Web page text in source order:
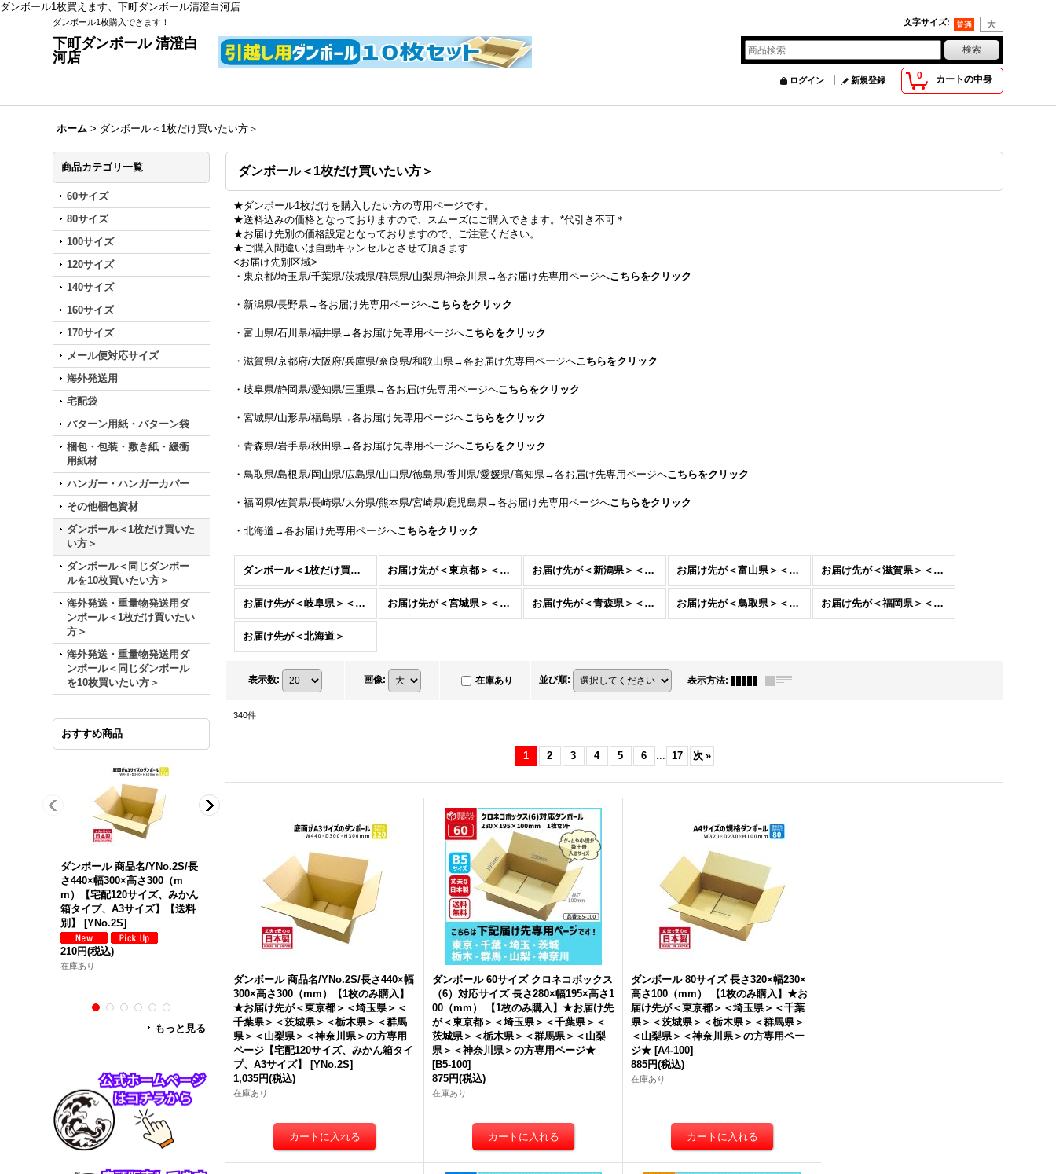
ダンボール1枚買えます、下町ダンボール清澄白河店
ダンボール1枚購入できます！ 文字サイズ:
下町ダンボール 清澄白
河店
0 カートの中身
ログイン 新規登録
ホーム > ダンボール＜1枚だけ買いたい方＞
商品カテゴリ一覧
60サイズ
80サイズ
100サイズ
120サイズ
140サイズ
160サイズ
170サイズ
メール便対応サイズ
海外発送用
宅配袋
パターン用紙・パターン袋
梱包・包装・敷き紙・緩衝
用紙材
ハンガー・ハンガーカバー
その他梱包資材
ダンボール＜1枚だけ買いた
い方＞
ダンボール＜同じダンボー
ルを10枚買いたい方＞
海外発送・重量物発送用ダ
ンボール＜1枚だけ買いたい
方＞
海外発送・重量物発送用ダ
ンボール＜同じダンボール
を10枚買いたい方＞
おすすめ商品
ダンボール 商品名/YNo.2S/長
さ440×幅300×高さ300（m
m）【宅配120サイズ、みかん
箱タイプ、A3サイズ】【送料
別】
[YNo.2S]
210円(税込)
在庫あり
ダンボール 商品名/Y No.2W/
長さ440mm×幅300×高さ300
（mm）【宅配120サイズ、海
外発送用・重量物発送用、ダ
ブルカートン（K5/W）、厚さ
8mm】【送料別】
Y No.2W]
在庫あり
m）【宅配100サイズ、海外発
送用・重量物発送用、ダブル
カートン（K5/W）、厚さ8m
m】【送料別】 [Y No.3W ]
310円
在庫あり
m）【宅配100サイズ、海外発
送用・重量物発送用、ダブル
カートン（K5/W）、厚さ8m
m】【送料別】
260円(税込)
在庫あり
カートン（K5/W）、厚さ8m
Y No.5W
230円
在庫あり
もっと見る
ダンボール＜1枚だけ買いたい方＞
★ダンボール1枚だけを購入したい方の専用ページです。
★送料込みの価格となっておりますので、スムーズにご購入できます。*代引き不可＊
★お届け先別の価格設定となっておりますので、ご注意ください。
★ご購入間違いは自動キャンセルとさせて頂きます
<お届け先別区域>
・東京都/埼玉県/千葉県/茨城県/群馬県/山梨県/神奈川県→各お届け先専用ページへこちらをクリック
・新潟県/長野県→各お届け先専用ページへこちらをクリック
・富山県/石川県/福井県→各お届け先専用ページへこちらをクリック
・滋賀県/京都府/大阪府/兵庫県/奈良県/和歌山県→各お届け先専用ページへこちらをクリック
・岐阜県/静岡県/愛知県/三重県→各お届け先専用ページへこちらをクリック
・宮城県/山形県/福島県→各お届け先専用ページへこちらをクリック
・青森県/岩手県/秋田県→各お届け先専用ページへこちらをクリック
・鳥取県/島根県/岡山県/広島県/山口県/徳島県/香川県/愛媛県/高知県→各お届け先専用ページへこちらをクリック
・福岡県/佐賀県/長崎県/大分県/熊本県/宮崎県/鹿児島県→各お届け先専用ページへこちらをクリック
・北海道→各お届け先専用ページへこちらをクリック
ダンボール＜1枚だけ買いたい方＞ (全商品) お届け先が＜東京都＞＜埼玉県＞＜千葉県＞＜茨城県＞＜栃木県＞＜群馬県＞＜山梨県＞＜神奈川県＞ お届け先が＜新潟県＞＜長野県＞ お届け先が＜富山県＞＜石川県＞＜福井県＞ お届け先が＜滋賀県＞＜京都府＞＜大阪府＞＜兵庫県＞＜奈良県＞＜和歌山県＞
お届け先が＜岐阜県＞＜静岡県＞＜愛知県＞＜三重県＞ お届け先が＜宮城県＞＜山形県＞＜福島県＞ お届け先が＜青森県＞＜岩手県＞＜秋田県＞ お届け先が＜鳥取県＞＜島根県＞＜岡山県＞＜広島県＞＜山口県＞＜徳島県＞＜香川県＞＜愛媛県＞＜高知県＞ お届け先が＜福岡県＞＜佐賀県＞＜長崎県＞＜大分県＞＜熊本県＞＜宮崎県＞＜鹿児島県＞
お届け先が＜北海道＞
表示数: 画像: 在庫あり 並び順: 表示方法:
340件
1 2 3 4 5 6 ... 17 次 »
ダンボール 商品名/YNo.2S/長さ440×幅
300×高さ300（mm）【1枚のみ購入】
★お届け先が＜東京都＞＜埼玉県＞＜
千葉県＞＜茨城県＞＜栃木県＞＜群馬
県＞＜山梨県＞＜神奈川県＞の方専用
ページ【宅配120サイズ、みかん箱タイ
プ、A3サイズ】
[YNo.2S]
1,035円(税込)
在庫あり
ダンボール 60サイズ クロネコボックス
（6）対応サイズ 長さ280×幅195×高さ1
00（mm） 【1枚のみ購入】★お届け先
が＜東京都＞＜埼玉県＞＜千葉県＞＜
茨城県＞＜栃木県＞＜群馬県＞＜山梨
県＞＜神奈川県＞の方専用ページ★
[B5-100]
875円(税込)
在庫あり
ダンボール 80サイズ 長さ320×幅230×
高さ100（mm） 【1枚のみ購入】★お
届け先が＜東京都＞＜埼玉県＞＜千葉
県＞＜茨城県＞＜栃木県＞＜群馬県＞
＜山梨県＞＜神奈川県＞の方専用ペー
ジ★ [A4-100]
885円(税込)
在庫あり